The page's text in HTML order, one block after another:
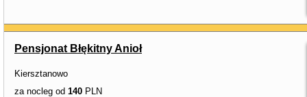
Pensjonat Błękitny Anioł
Kiersztanowo
za nocleg od 140 PLN